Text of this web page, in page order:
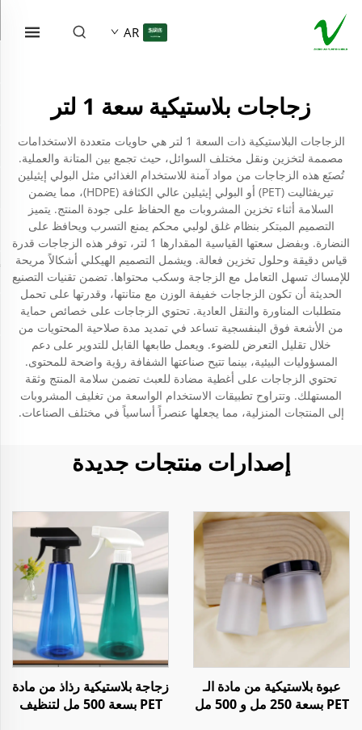
AR
زجاجات بلاستيكية سعة 1 لتر
الزجاجات البلاستيكية ذات السعة 1 لتر هي حاويات متعددة الاستخدامات
مصممة لتخزين ونقل مختلف السوائل، حيث تجمع بين المتانة والعملية.
تُصنَع هذه الزجاجات من مواد آمنة للاستخدام الغذائي مثل البولي إيثيلين
تيريفثاليت (PET) أو البولي إيثيلين عالي الكثافة (HDPE)، مما يضمن
السلامة أثناء تخزين المشروبات مع الحفاظ على جودة المنتج. يتميز
التصميم المبتكر بنظام غلق لولبي محكم يمنع التسرب ويحافظ على
النضارة. وبفضل سعتها القياسية المقدارها 1 لتر، توفر هذه الزجاجات قدرة
قياس دقيقة وحلول تخزين فعالة. ويشمل التصميم الهيكلي أشكالاً مريحة
للإمساك تسهل التعامل مع الزجاجة وسكب محتواها. تضمن تقنيات التصنيع
الحديثة أن تكون الزجاجات خفيفة الوزن مع متانتها، وقدرتها على تحمل
متطلبات المناورة والنقل العادية. تحتوي الزجاجات على خصائص حماية
من الأشعة فوق البنفسجية تساعد في تمديد مدة صلاحية المحتويات من
خلال تقليل التعرض للضوء. ويعمل طابعها القابل للتدوير على دعم
المسؤوليات البيئية، بينما تتيح صناعتها الشفافة رؤية واضحة للمحتوى.
تحتوي الزجاجات على أغطية مضادة للعبث تضمن سلامة المنتج وثقة
المستهلك. وتتراوح تطبيقات الاستخدام الواسعة من تغليف المشروبات
إلى المنتجات المنزلية، مما يجعلها عنصراً أساسياً في مختلف الصناعات.
إصدارات منتجات جديدة
عبوة بلاستيكية من مادة الـ
PET بسعة 250 مل و 500 مل
زجاجة بلاستيكية رذاذ من مادة
PET بسعة 500 مل لتنظيف